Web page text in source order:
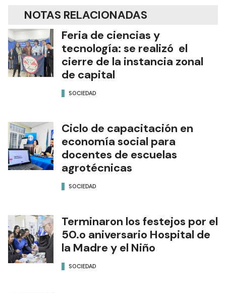
NOTAS RELACIONADAS
Feria de ciencias y
tecnología: se realizó el
cierre de la instancia zonal
de capital
SOCIEDAD
Ciclo de capacitación en
economía social para
docentes de escuelas
agrotécnicas
SOCIEDAD
Terminaron los festejos por el
50.o aniversario Hospital de
la Madre y el Niño
SOCIEDAD